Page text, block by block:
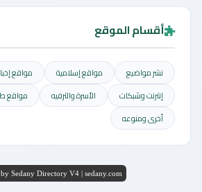
أقسام الموقع
نشر مواضيع مواقع إسلامية مواقع
إنترنت وشبكات
الأسرة والترفيه مواقع
أخرى ومنوعه
Sedany Directory V4 | sedany.com